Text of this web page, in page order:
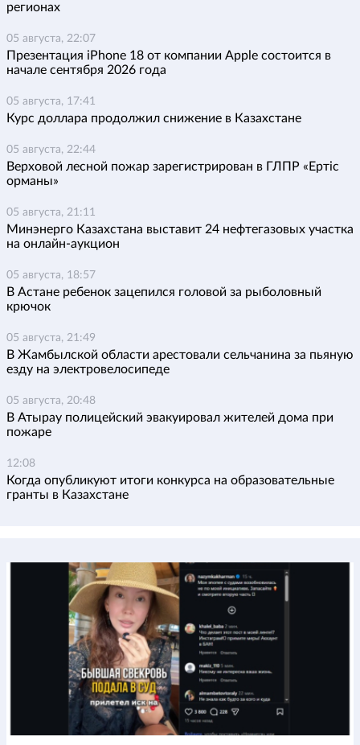
регионах
05 августа, 22:07
Презентация iPhone 18 от компании Apple состоится в
начале сентября 2026 года
05 августа, 17:41
Курс доллара продолжил снижение в Казахстане
05 августа, 22:44
Верховой лесной пожар зарегистрирован в ГЛПР «Ертіс
орманы»
05 августа, 21:11
Минэнерго Казахстана выставит 24 нефтегазовых участка
на онлайн-аукцион
05 августа, 18:57
В Астане ребенок зацепился головой за рыболовный
крючок
05 августа, 21:49
В Жамбылской области арестовали сельчанина за пьяную
езду на электровелосипеде
05 августа, 20:48
В Атырау полицейский эвакуировал жителей дома при
пожаре
12:08
Когда опубликуют итоги конкурса на образовательные
гранты в Казахстане